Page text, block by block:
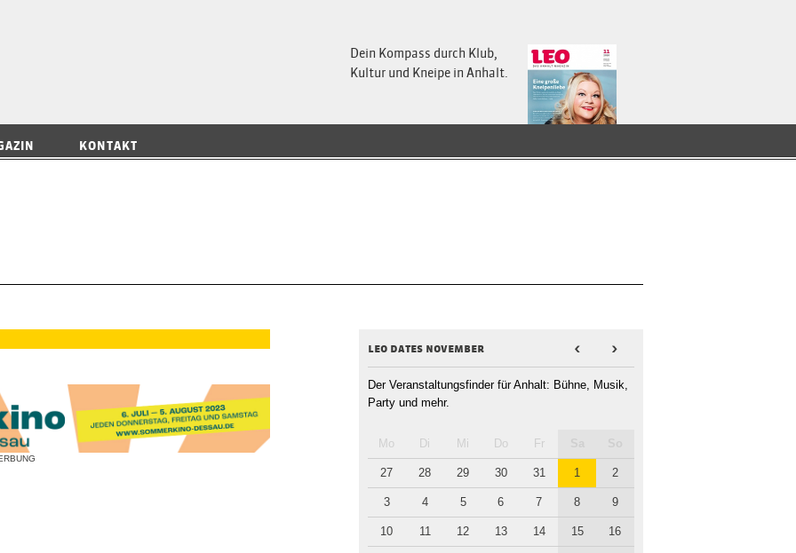
Dein Kompass durch Klub,
Kultur und Kneipe in Anhalt.
KONTAKT
leo dates november < >
Der Veranstaltungsfinder für Anhalt: Bühne, Musik,
Party und mehr.
Mo Di Mi Do Fr
27 28 29 30 31 1 2
3 4 5 6 7 8 9
10 11 12 13 14 15 16